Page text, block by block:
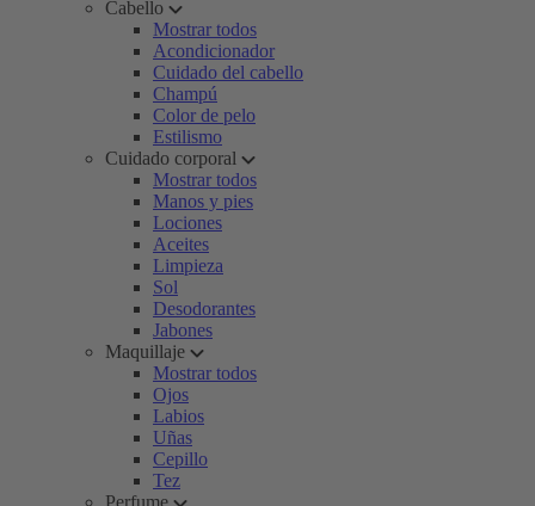
Cabello
Mostrar todos
Acondicionador
Cuidado del cabello
Champú
Color de pelo
Estilismo
Cuidado corporal
Mostrar todos
Manos y pies
Lociones
Aceites
Limpieza
Sol
Desodorantes
Jabones
Maquillaje
Mostrar todos
Ojos
Labios
Uñas
Cepillo
Tez
Perfume